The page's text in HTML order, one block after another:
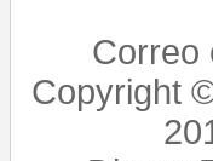
Correo
Copyright